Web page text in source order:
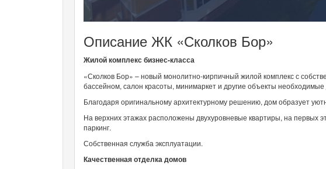
Описание ЖК «Сколков Бор»
Жилой комплекс бизнес-класса
«Сколков Бор» – новый монолитно-кирпичный жилой комплекс с
бассейном, салон красоты, минимаркет и другие объекты
Благодаря оригинальному архитектурному решению, дом образует
На верхних этажах расположены двухуровневые квартиры, на
паркинг.
Собственная служба эксплуатации.
Качественная отделка домов